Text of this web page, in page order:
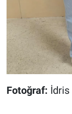
Fotoğraf: İdris